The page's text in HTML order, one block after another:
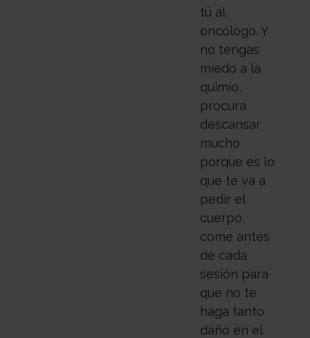
tú al
oncólogo. Y
no tengas
miedo a la
quimio,
procura
descansar
mucho
porque es lo
que te va a
pedir el
cuerpo,
come antes
de cada
sesión para
que no te
haga tanto
daño en el